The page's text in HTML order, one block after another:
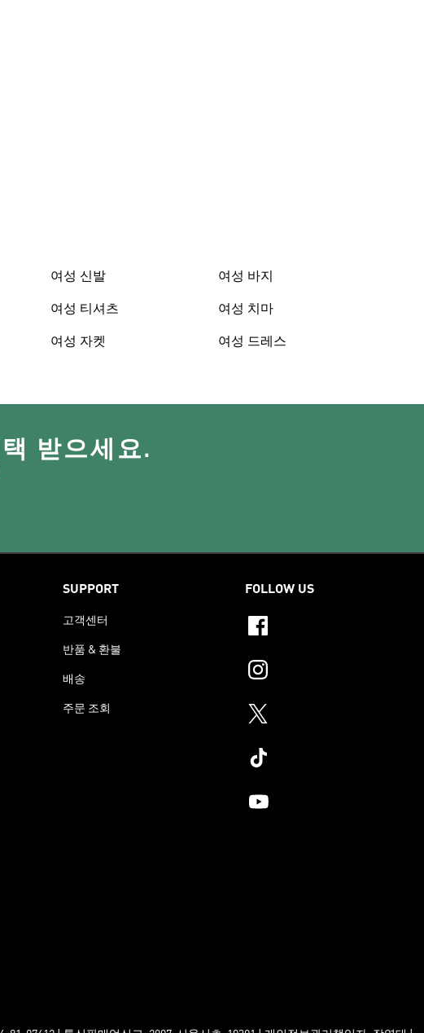
여성 신발
여성 티셔츠
여성 자켓
여성 바지
여성 치마
여성 드레스
받으세요.
SUPPORT
고객센터
반품 & 환불
배송
주문 조회
FOLLOW US